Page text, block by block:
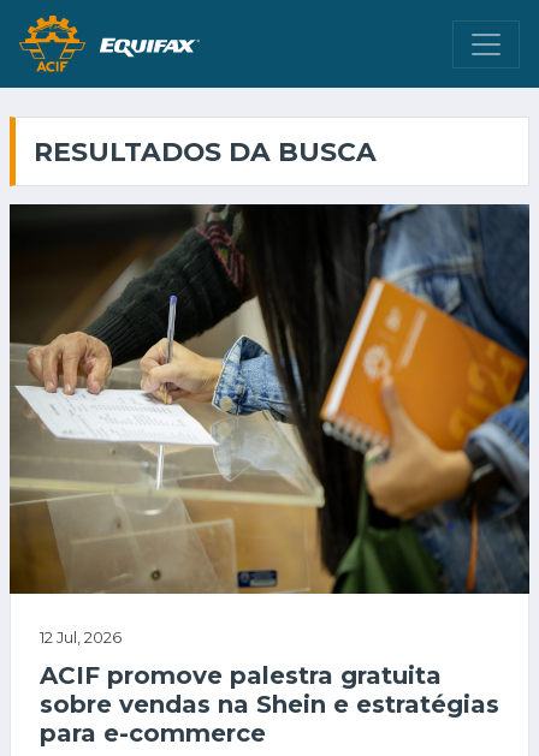
RESULTADOS DA BUSCA
12 Jul, 2026
ACIF promove palestra gratuita
sobre vendas na Shein e estratégias
para e-commerce